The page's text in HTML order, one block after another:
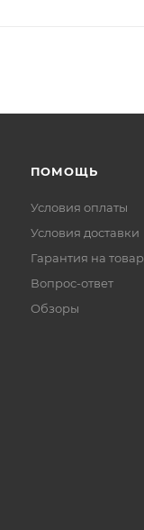
ПОМОЩЬ
Условия оплаты
Условия доставки
Гарантия на товар
Вопрос-ответ
Обзоры